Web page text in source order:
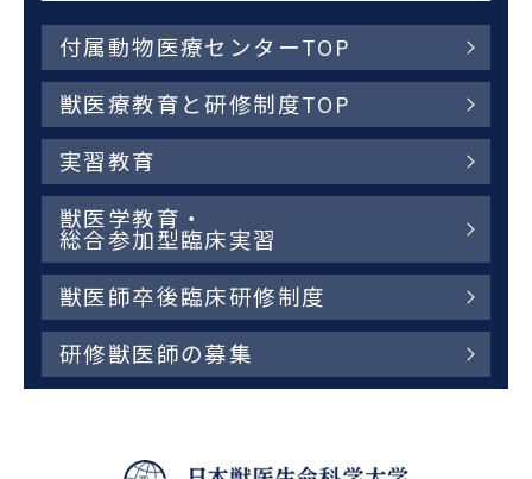
付属動物医療センターTOP
獣医療教育と研修制度TOP
実習教育
獣医学教育・
総合参加型臨床実習
獣医師卒後臨床研修制度
研修獣医師の募集